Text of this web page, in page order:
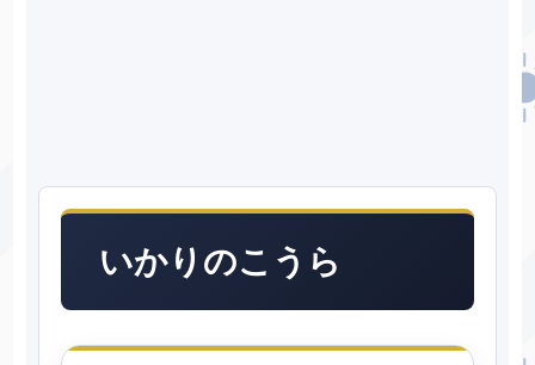
いかりのこうら